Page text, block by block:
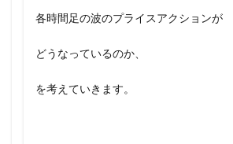
各時間足の波のプライスアクションが
どうなっているのか、
を考えていきます。